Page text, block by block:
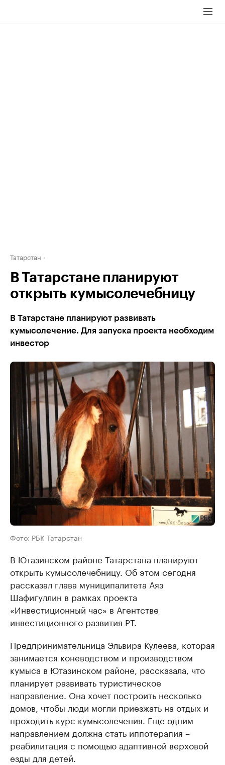
Татарстан
В Татарстане планируют
открыть кумысолечебницу
В Татарстане планируют развивать
кумысолечение. Для запуска проекта необходим
инвестор
Фото: РБК Татарстан
В Ютазинском районе Татарстана планируют
открыть кумысолечебницу. Об этом сегодня
рассказал глава муниципалитета Аяз
Шафигуллин в рамках проекта
«Инвестиционный час» в Агентстве
инвестиционного развития РТ.
Предпринимательница Эльвира Кулеева, которая
занимается коневодством и производством
кумыса в Ютазинском районе, рассказала, что
планирует развивать туристическое
направление. Она хочет построить несколько
домов, чтобы люди могли приезжать на отдых и
проходить курс кумысолечения. Еще одним
направлением должна стать иппотерапия –
реабилитация с помощью адаптивной верховой
езды для детей.